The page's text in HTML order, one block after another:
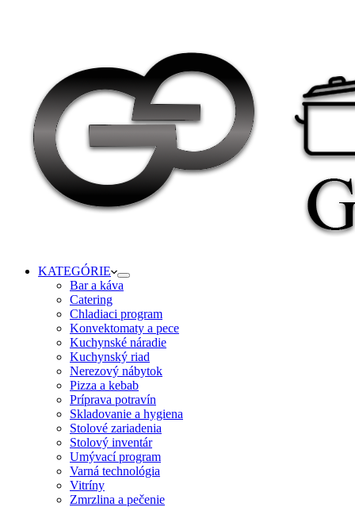
KATEGÓRIE
Bar a káva
Catering
Chladiaci program
Konvektomaty a pece
Kuchynské náradie
Kuchynský riad
Nerezový nábytok
Pizza a kebab
Príprava potravín
Skladovanie a hygiena
Stolové zariadenia
Stolový inventár
Umývací program
Varná technológia
Vitríny
Zmrzlina a pečenie